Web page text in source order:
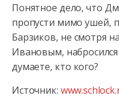
Понятное дело, что
пропусти мимо ушей,
Барзиков, не смотря
Ивановым,
думаете, кто кого?
Источник: